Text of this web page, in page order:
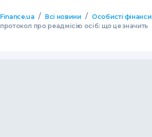
Finance.ua / Всі новини / Особисті фінанси
протокол про реадмісію осіб: що це значить